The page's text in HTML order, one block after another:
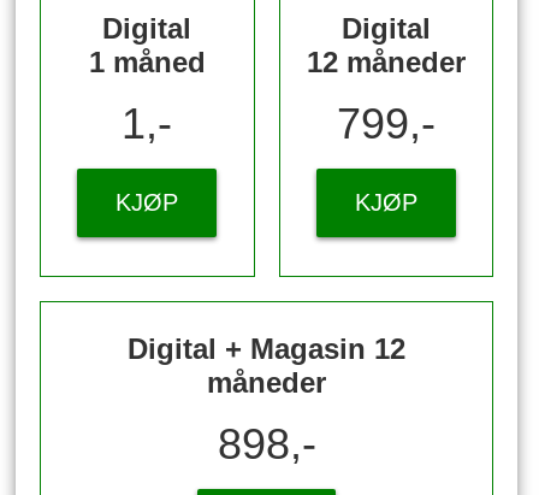
Digital
1 måned
1,-
KJØP
Digital
12 måneder
799,-
KJØP
Digital + Magasin 12
måneder
898,-